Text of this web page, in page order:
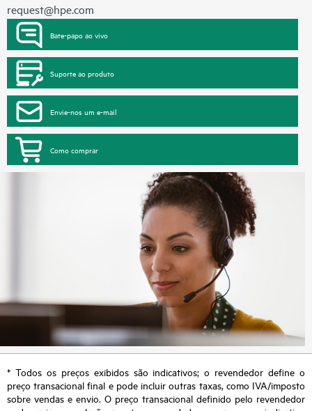
request@hpe.com
Bate-papo ao vivo
Suporte ao produto
Envie-nos um e-mail
Como comprar
* Todos os preços exibidos são indicativos; o revendedor define o
preço transacional final e pode incluir outras taxas, como IVA/imposto
sobre vendas e envio. O preço transacional definido pelo revendedor